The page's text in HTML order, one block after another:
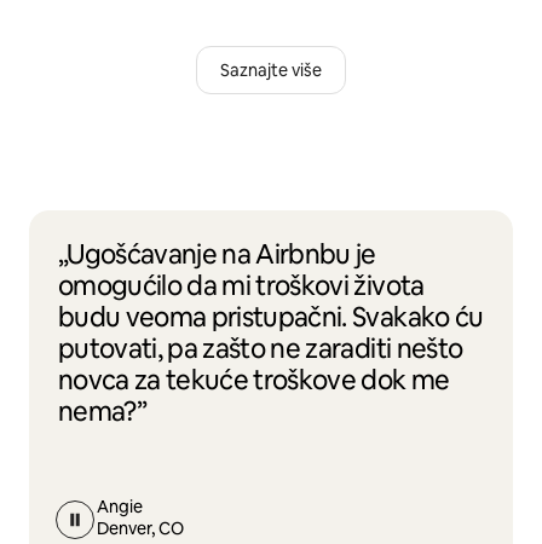
Saznajte više
„Ugošćavanje na Airbnbu je
omogućilo da mi troškovi života
budu veoma pristupačni. Svakako ću
putovati, pa zašto ne zaraditi nešto
novca za tekuće troškove dok me
nema?”
Angie
Denver, CO